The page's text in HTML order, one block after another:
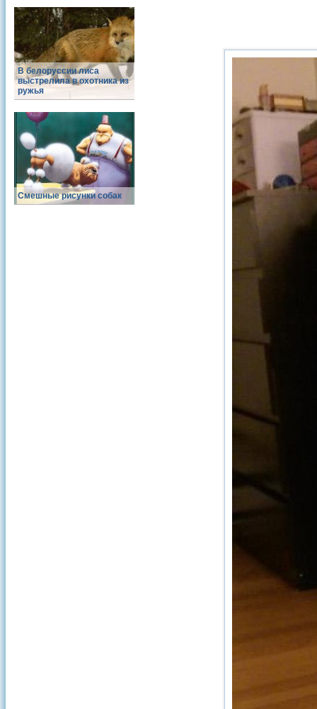
В белоруссии лиса
выстрелила в охотника из
ружья
Смешные рисунки собак